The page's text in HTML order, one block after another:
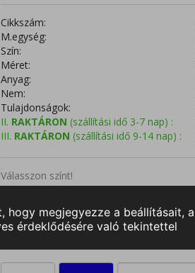
Cikkszám:
M.egység:
Szín:
Méret:
Anyag:
Nem:
Tulajdonságok:
II. RAKTÁRON (szállítási idő 3-7 nap) :
III. RAKTÁRON (szállítási idő 9-14 nap) :
Válasszon színt!